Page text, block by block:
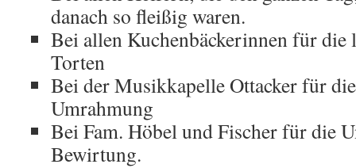
danach so fleißig waren.
Bei allen Kuchenbäckerinnen für die
Torten
Bei der Musikkapelle Ottacker für
Umrahmung
Bei Fam. Höbel und Fischer für die
Bewirtung.